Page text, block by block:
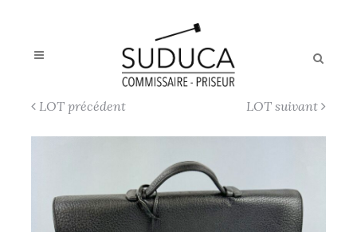
LOT précédent LOT suivant